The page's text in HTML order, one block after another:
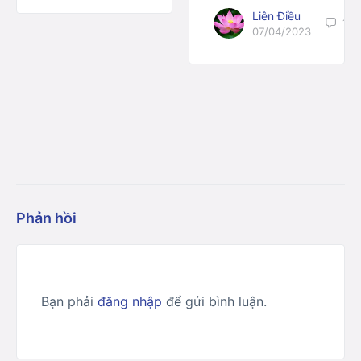
Liên Điều
07/04/2023
1
Phản hồi
Bạn phải đăng nhập để gửi bình luận.